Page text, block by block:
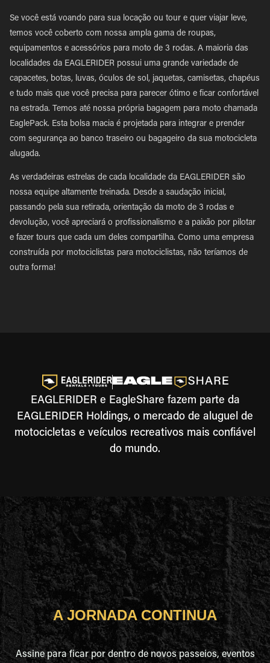
Se você está voando para sua locação ou tour e quer viajar leve,
temos você coberto com nossa ampla gama de roupas,
equipamentos e acessórios para moto de 3 rodas. A maioria das
localidades da EAGLERIDER possui uma grande variedade de
capacetes, botas, luvas, óculos de sol, jaquetas, camisetas, chapéus
e tudo mais que você precisa para parecer ótimo e ficar confortável
na estrada. Temos até nossa própria bagagem para moto chamada
EaglePack. Esta bolsa macia é projetada para integrar e prender
com segurança ao banco traseiro ou bagageiro da sua motocicleta
alugada.
As verdadeiras estrelas de cada localidade da EAGLERIDER são
nossa equipe altamente treinada. Desde a saudação inicial,
passando pela sua retirada, orientação da moto de 3 rodas e
devolução, você apreciará o profissionalismo e a paixão por pilotar
e fazer tours que cada um deles compartilha. Como uma empresa
construída por motociclistas para motociclistas, não teríamos de
outra forma!
EAGLERIDER e EagleShare fazem parte da
EAGLERIDER Holdings, o mercado de aluguel de
motocicletas e veículos recreativos mais confiável
do mundo.
A JORNADA CONTINUA
Assine para ficar por dentro de novos passeios, eventos